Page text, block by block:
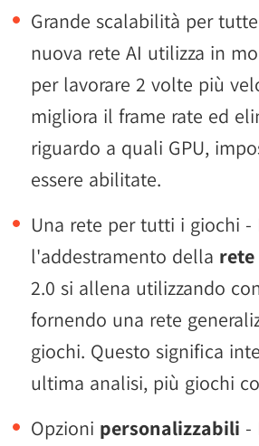
Grande scalabilità per
nuova rete AI utilizza in
per lavorare 2 volte più
migliora il frame rate ed
riguardo a quali GPU,
essere abilitate.
Una rete per tutti i giochi -
l'addestramento della rete
2.0 si allena utilizzando
fornendo una rete
giochi. Questo significa
ultima analisi, più giochi
Opzioni personalizzabili -